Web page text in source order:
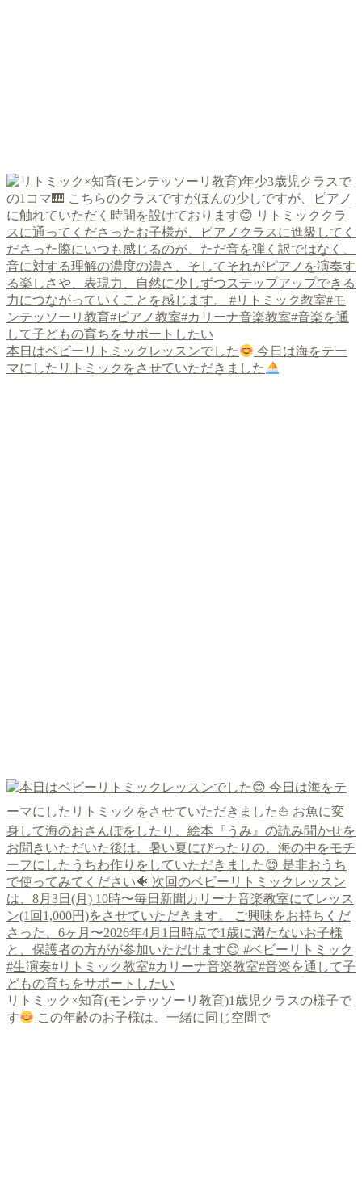
本日はベビーリトミックレッスンでした
今日は海をテー
マにしたリトミックをさせていただきました
リトミック×知育(モンテッソーリ教育)1歳児クラスの様子で
す
この年齢のお子様は、一緒に同じ空間で